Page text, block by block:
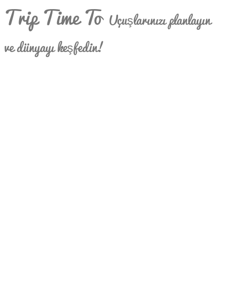
Trip Time To Uçuşlarınızı planlayın
ve dünyayı keşfedin!